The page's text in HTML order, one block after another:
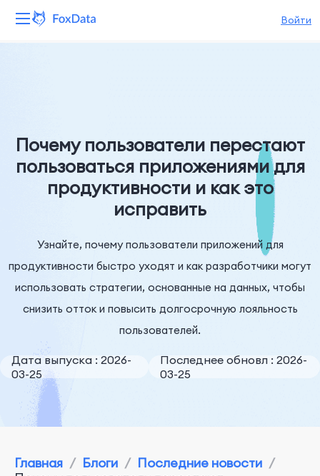
Войти
Ресурсы
Компания
Почему пользователи перестают
пользоваться приложениями для
продуктивности и как это
исправить
Узнайте, почему пользователи приложений для
продуктивности быстро уходят и как разработчики могут
использовать стратегии, основанные на данных, чтобы
снизить отток и повысить долгосрочную лояльность
пользователей.
Дата выпуска : 2026-
03-25
Последнее обновл : 2026-
03-25
Главная / Блоги / Последние новости /